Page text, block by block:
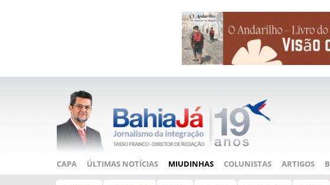
CAPA ÚLTIMAS NOTÍCIAS MIUDINHAS COLUNISTAS ARTIGOS